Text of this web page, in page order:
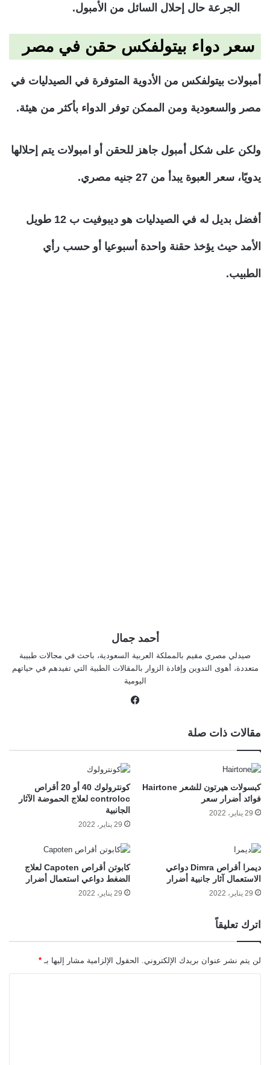
الجرعة حال إحلال السائل من الأمبول.
سعر دواء بيتولفكس حقن في مصر
أمبولات بيتولفكس من الأدوية المتوفرة في الصيدليات في
مصر والسعودية ومن الممكن توفر الدواء بأكثر من هيئة.
ولكن على شكل أمبول جاهز للحقن أو امبولات يتم إحلالها
يدويًا، سعر العبوة يبدأ من 27 جنيه مصري.
أفضل بديل له في الصيدليات هو ديبوفيت ب 12 طويل
الأمد حيث يؤخذ حقنة واحدة أسبوعيا أو حسب رأي
الطبيب.
أحمد جمال
صيدلي مصري مقيم بالمملكة العربية السعودية، باحث في مجالات طبيبة
متعددة، أهوى التدوين وإفادة الزوار بالمقالات الطبية التي تفيدهم في حياتهم
اليومية
مقالات ذات صلة
كبسولات هيرتون للشعر Hairtone
فوائد أضرار سعر
29 يناير، 2022
كونترولوك 40 أو 20 أقراص
controloc لعلاج الحموضة الآثار
الجانبية
29 يناير، 2022
ديمرا أقراص Dimra دواعي
الاستعمال آثار جانبية أضرار
29 يناير، 2022
كابوتن أقراص Capoten لعلاج
الضغط دواعي استعمال أضرار
29 يناير، 2022
اترك تعليقاً
لن يتم نشر عنوان بريدك الإلكتروني. الحقول الإلزامية مشار إليها بـ *